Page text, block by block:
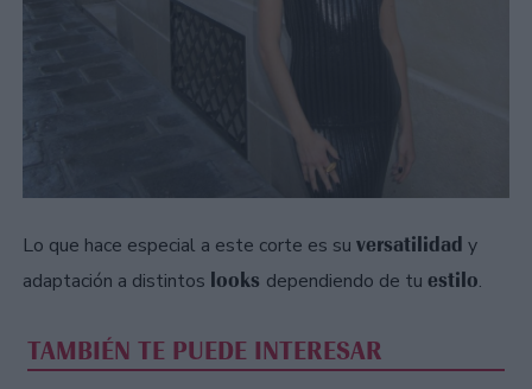
Lo que hace especial a este corte es su versatilidad y
adaptación a distintos looks dependiendo de tu estilo.
TAMBIÉN TE PUEDE INTERESAR